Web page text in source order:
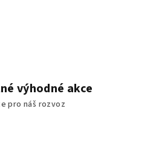
r
v
k
výhodné akce
pro náš rozvoz